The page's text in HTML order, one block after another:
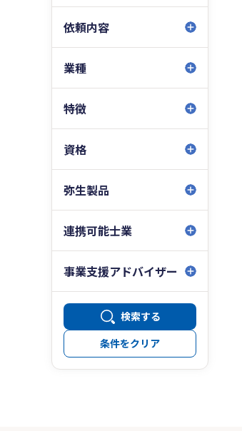
依頼内容
業種
特徴
資格
弥生製品
連携可能士業
事業支援アドバイザー
検索する
条件をクリア